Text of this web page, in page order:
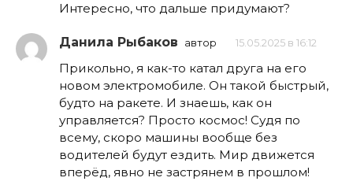
Интересно, что дальше придумают?
Данила Рыбаков автор 15.05.2025 в 16:12
Прикольно, я как-то катал друга на его
новом электромобиле. Он такой быстрый,
будто на ракете. И знаешь, как он
управляется? Просто космос! Судя по
всему, скоро машины вообще без
водителей будут ездить. Мир движется
вперёд, явно не застрянем в прошлом!